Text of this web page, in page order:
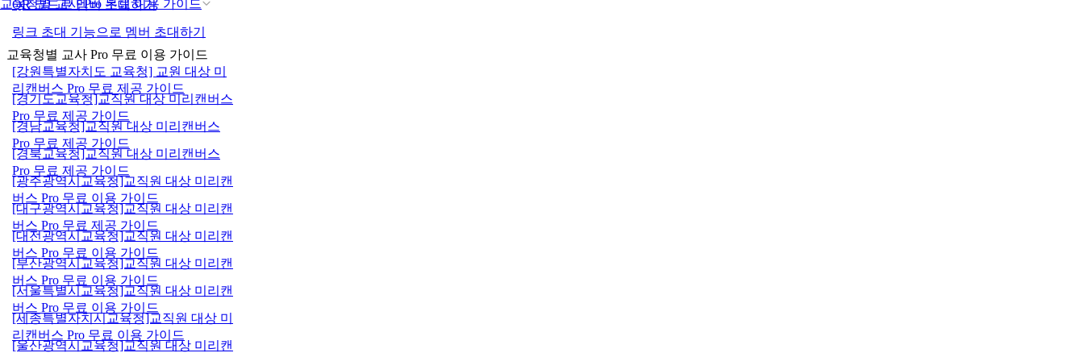
교육청별 교사 Pro 무료 이용 가이드
QR 코드로 멤버 초대하기
링크 초대 기능으로 멤버 초대하기
교육청별 교사 Pro 무료 이용 가이드
[강원특별자치도 교육청] 교원 대상 미
리캔버스 Pro 무료 제공 가이드
[경기도교육청]교직원 대상 미리캔버스
Pro 무료 제공 가이드
[경남교육청]교직원 대상 미리캔버스
Pro 무료 제공 가이드
[경북교육청]교직원 대상 미리캔버스
Pro 무료 제공 가이드
[광주광역시교육청]교직원 대상 미리캔
버스 Pro 무료 이용 가이드
[대구광역시교육청]교직원 대상 미리캔
버스 Pro 무료 제공 가이드
[대전광역시교육청]교직원 대상 미리캔
버스 Pro 무료 이용 가이드
[부산광역시교육청]교직원 대상 미리캔
버스 Pro 무료 이용 가이드
[서울특별시교육청]교직원 대상 미리캔
버스 Pro 무료 이용 가이드
[세종특별자치시교육청]교직원 대상 미
리캔버스 Pro 무료 이용 가이드
[울산광역시교육청]교직원 대상 미리캔